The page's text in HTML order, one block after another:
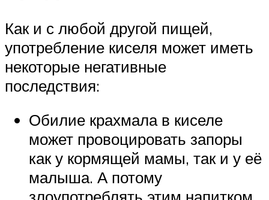
Как и с любой другой пищей,
употребление киселя может иметь
некоторые негативные
последствия:
Обилие крахмала в киселе
может провоцировать запоры
как у кормящей мамы, так и у её
малыша. А потому